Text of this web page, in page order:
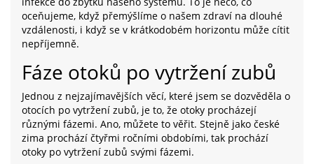
oceňujeme, když přemýšlíme o našem zdraví na dlouhé
vzdálenosti, i když se v krátkodobém horizontu může cítit
nepříjemně.
Fáze otoků po vytržení zubů
Jednou z nejzajímavějších věcí, které jsem se dozvěděla o
otocích po vytržení zubů, je to, že otoky procházejí
různými fázemi. Ano, můžete to věřit. Stejně jako české
zima prochází čtyřmi ročními obdobími, tak prochází
otoky po vytržení zubů svými fázemi.